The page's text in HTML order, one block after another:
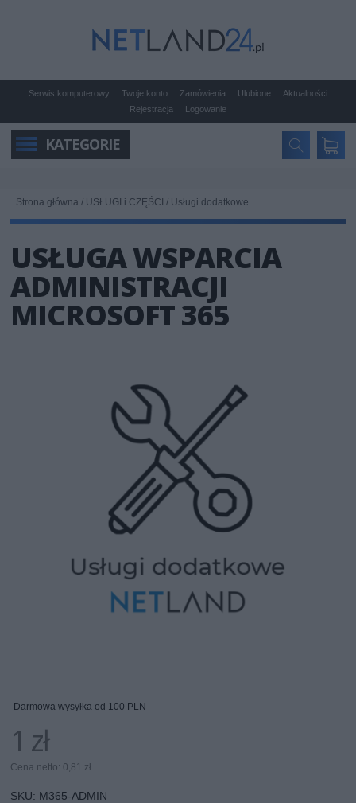
Serwis komputerowy Twoje konto Zamówienia Ulubione
Aktualności
Rejestracja
Logowanie
KATEGORIE
Strona główna / USŁUGI i CZĘŚCI / Usługi dodatkowe
USŁUGA WSPARCIA
ADMINISTRACJI
MICROSOFT 365
Darmowa wysyłka od 100 PLN
1 zł
Cena netto: 0,81 zł
SKU: M365-ADMIN